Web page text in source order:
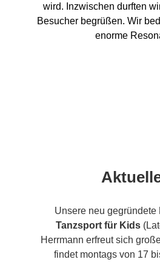
wird. Inzwischen durften
Besucher begrüßen. Wir
enorme
Unsere neu gegründete
Tanzsport für Kids
Herrmann erfreut sich
findet montags von 17